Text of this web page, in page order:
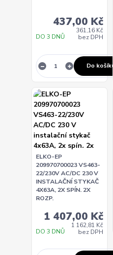
437,00 Kč
361,16 Kč
bez DPH
DO 3 DNŮ
Do košíku
ELKO-EP
209970700023 VS463-
22/230V AC/DC 230 V
INSTALAČNÍ STYKAČ
4X63A, 2X SPÍN. 2X
ROZP.
1 407,00 Kč
1 162,81 Kč
bez DPH
DO 3 DNŮ